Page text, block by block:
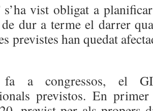
vist obligat a
dur a terme el darrer
previstes han quedat
a congressos, el
previstos. En